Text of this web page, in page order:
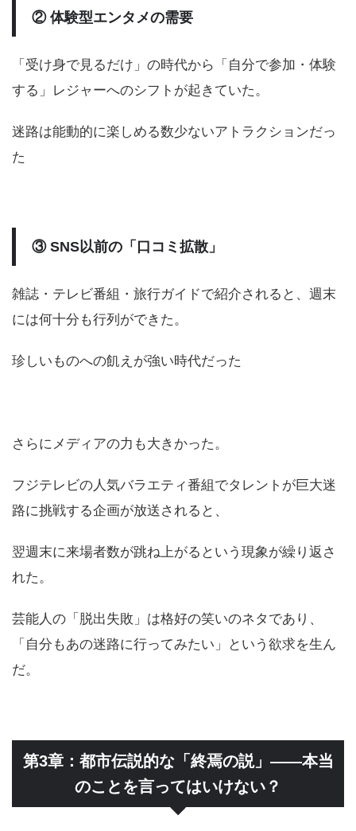
② 体験型エンタメの需要
「受け身で見るだけ」の時代から「自分で参加・体験
する」レジャーへのシフトが起きていた。
迷路は能動的に楽しめる数少ないアトラクションだっ
た
③ SNS以前の「口コミ拡散」
雑誌・テレビ番組・旅行ガイドで紹介されると、週末
には何十分も行列ができた。
珍しいものへの飢えが強い時代だった
さらにメディアの力も大きかった。
フジテレビの人気バラエティ番組でタレントが巨大迷
路に挑戦する企画が放送されると、
翌週末に来場者数が跳ね上がるという現象が繰り返さ
れた。
芸能人の「脱出失敗」は格好の笑いのネタであり、
「自分もあの迷路に行ってみたい」という欲求を生ん
だ。
第3章：都市伝説的な「終焉の説」——本当
のことを言ってはいけない？